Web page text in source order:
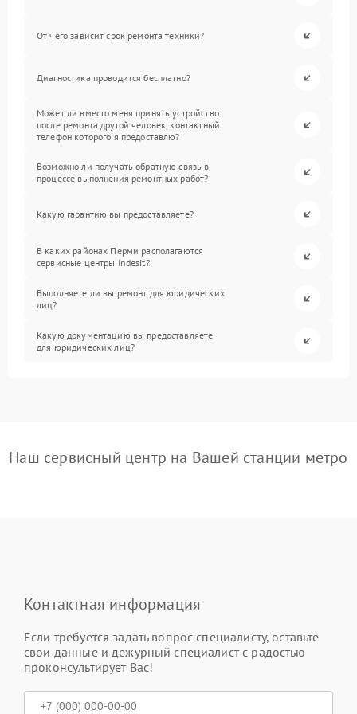
От чего зависит срок ремонта техники?
Диагностика проводится бесплатно?
Может ли вместо меня принять устройство
после ремонта другой человек, контактный
телефон которого я предоставлю?
Возможно ли получать обратную связь в
процессе выполнения ремонтных работ?
Какую гарантию вы предоставляете?
В каких районах Перми располагаются
сервисные центры Indesit?
Выполняете ли вы ремонт для юридических
лиц?
Какую документацию вы предоставляете
для юридических лиц?
Наш сервисный центр на Вашей станции метро
Контактная информация
Если требуется задать вопрос специалисту, оставьте
свои данные и дежурный специалист с радостью
проконсультирует Вас!